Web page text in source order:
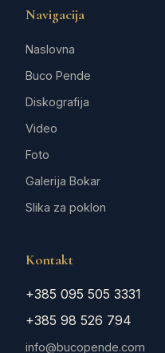
Navigacija
Naslovna
Buco Pende
Diskografija
Video
Foto
Galerija Bokar
Slika za poklon
Kontakt
+385 095 505 3331
+385 98 526 794
info@bucopende.com